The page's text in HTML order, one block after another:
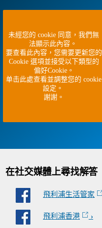
未經您的 cookie 同意，我們無
法顯示此內容。
要查看此內容，您需要更新您的
Cookie 選項並接受以下類型的
偏好Cookie。
单击此處查看並調整您的 cookie
設定。
謝謝。
在社交媒體上尋找解答
飛利浦生活管家
飛利浦香港